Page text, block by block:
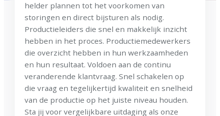
helder plannen tot het voorkomen van
storingen en direct bijsturen als nodig.
Productieleiders die snel en makkelijk inzicht
hebben in het proces. Productiemedewerkers
die overzicht hebben in hun werkzaamheden
en hun resultaat. Voldoen aan de continu
veranderende klantvraag. Snel schakelen op
die vraag en tegelijkertijd kwaliteit en snelheid
van de productie op het juiste niveau houden.
Sta jij voor vergelijkbare uitdaging als onze